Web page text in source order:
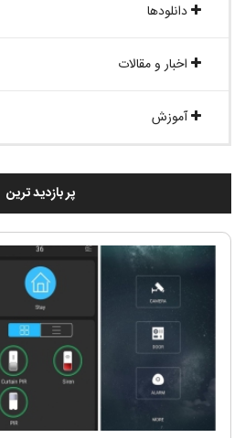
دانلودها
اخبار و مقالات
آموزش
پر بازدید ترین